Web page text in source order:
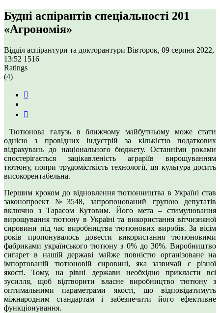
Будні аспірантів спеціальності 201
«Агрономія»
Відділ аспірантури та докторантури Вівторок, 09 серпня 2022,
13:52 1516
Ratings
(4)
Тютюнова галузь в ближчому майбутньому може стати
однією з провідних індустрій за кількістю податкових
відрахувань до національного бюджету. Останніми роками
спостерігається зацікавленість аграріїв вирощуванням
тютюну, попри трудомісткість технології, ця культура досить
високорентабельна.
Першим кроком до відновлення тютюнництва в Україні став
законопроект №3548, запропонований групою депутатів
включно з Тарасом Кутовим. Його мета – стимулювання
вирощування тютюну в Україні та використання вітчизняної
сировини під час виробництва тютюнових виробів. За вісім
років пропонувалось довести використання тютюновими
фабриками українського тютюну з 0% до 30%. Виробництво
сигарет в нашій державі майже повністю організоване на
імпортованій тютюновій сировині, яка зазвичай є різної
якості. Тому, на рівні держави необхідно прикласти всі
зусилля, щоб відтворити власне виробництво тютюну з
оптимальними параметрами якості, що відповідатимуть
міжнародним стандартам і забезпечити його ефективне
функціонування.